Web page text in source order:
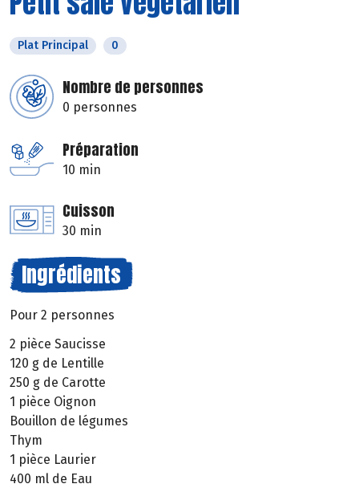
Plat Principal 0
Nombre de personnes
0 personnes
Préparation
10 min
Cuisson
30 min
Ingrédients
Pour 2 personnes
2 pièce Saucisse
120 g de Lentille
250 g de Carotte
1 pièce Oignon
Bouillon de légumes
Thym
1 pièce Laurier
400 ml de Eau